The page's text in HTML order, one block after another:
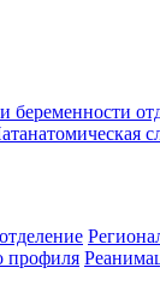
беременности
профиля